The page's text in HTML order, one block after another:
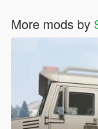
More mods by